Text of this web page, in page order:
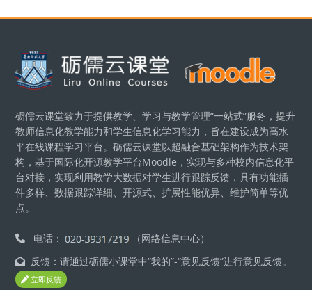
版块
砺儒云课堂致力于提供教学、学习与教学管理“一站式”服务，提升
教师信息化教学能力和学生信息化学习能力，旨在建设成为高水
平在线课程学习平台。砺儒云课堂以超融合基础架构作为技术架
构，基于国际化开源教学平台Moodle，实现与多种校内信息化平
台对接，实现利用教学大数据对学生进行跟踪反馈，具有功能插
件多样、数据跟踪详细、开源式、扩展性能优异、维护简单等优
点。
电话：
（网络信息中心）
反馈：请通过砺儒小课堂中“我的”-“意见反馈”进行意见反馈。
立即反馈